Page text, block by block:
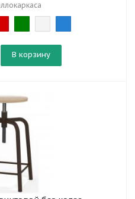
В корзину